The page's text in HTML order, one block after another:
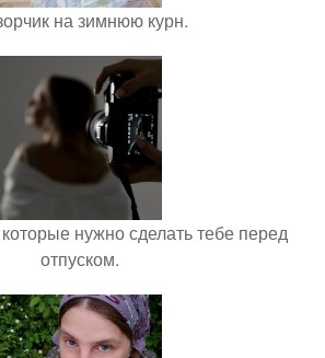
на зимнюю курн.
нужно сделать тебе перед
отпуском.